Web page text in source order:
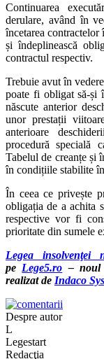
Continuarea
derulare, având în
încetarea
și îndeplinească
contractul respectiv.
Trebuie avut în
poate fi obligat să-și
născute anterior
unor prestații
anterioare
procedură specială
Tabelul de creanțe și
în condițiile stabilite
În ceea ce privește
obligația de a achita
respective vor fi
prioritate din sumele
Legea insolvenţei
pe Lege5.ro – noul
realizat de Indaco
Despre autor
L
Legestart
Redacţia